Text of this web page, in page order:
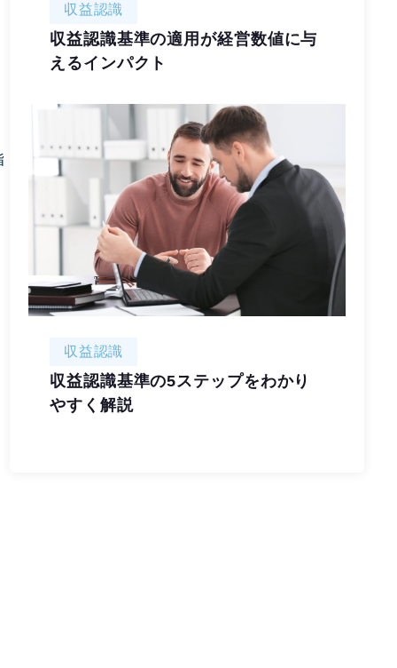
収益認識
収益認識基準の適用が経営数値に与
えるインパクト
収益認識
収益認識基準の5ステップをわかり
やすく解説